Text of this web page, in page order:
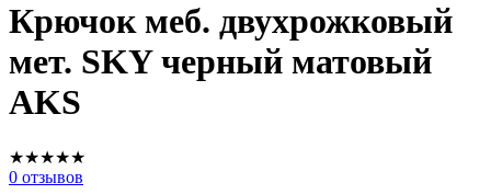
Крючок меб. двухрожковый
мет. SKY черный матовый
AKS
★★★★★
0 отзывов